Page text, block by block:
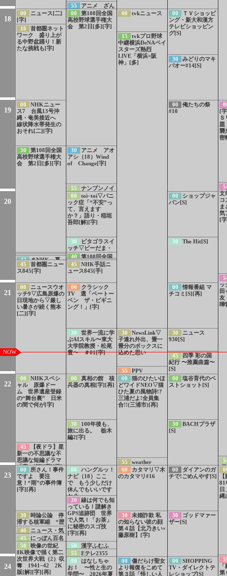
18
19
20
21
22
23
24
NOW
00
ニュース[二]
[字]
10
首都圏ネット
ワーク 盛り上が
る中野盆踊り！新
たな挑戦も[字]
00
NHKニュー
ス7 台風13号沖
縄・奄美接近へ
線状降水帯発生の
おそれ[二][字]
30
第108回全国
高校野球選手権大
会 第2日[多][字]
40
100カメ「東
海道新幹線」PR
41
世界で開け！
ひみつのドアー
ズ スペイン特集
開
42
＃NHK 夏
のおすすめ番組
45
首都圏ニュー
ス845[字]
00
ニュースウオ
ッチ9▽広島原爆の
日現地から▽厳し
い暑さが続く熊本
[二][字]
00
NHKスペシ
ャル 原爆ドー
ム 世界遺産登録
の“舞台裏” 日米
の間で何が[字]
45
【夜ドラ】星
新一の不思議な不
思議な短編ドラマ
「窓」[解][字][再]
00
所さん！事件
ですよ 要注
意！“雨”の事件簿
[字][再]
30
時論公論 停
滞する核軍縮 “歴
史修正”にさらされ
る被爆の実相[字]
40
ニュース・気
象情報[字]
45
にっぽん百名
山ミニ
5min「夏 丹沢
山」[字]
50
映像の世紀
8K映像で描く第二
次世界大戦（2）収
奪 1941−42 2K
版[解][字][再]
54
あおきいろ
カッパは知ってい
る 海遊びでのキ
ケン
55
アニメ ざん
ねんないきもの事
典[字]
00
第108回全国
高校野球選手権大
会 第2日[多][字]
30
アニメ アオ
アシ（18）Wind
of Change[字]
55
ナンブンノイ
チ（22）1800分の
1のヒトって？登山
で遭難した人[字]
00
toi−toi▽パニ
ック症「“不安”っ
て、言えます
か？」語り・稲垣
吾郎[解][字]
30
ピタゴラスイ
ッチ▽ビーだま・
ビーすけ VS 黒
玉軍スペシャル
[字]
40
第108回全国
高校野球選手権大
会 第2日[多][字]
44
サブチャンネ
ル切り替え方法の
45
NHK手話ニ
ュース845[手]
00
クラシック
TV 選「ベートー
ベン ザ・ビギニ
ング！」[字]
30
世界一流に学
ぶAIスキル〜東大
大学院教授・松尾
豊〜 ＃01[字]
00
真相の館 核
兵器の真相[字][再]
30
100年後も、
旅に出る。 栃木
編2[字]
00
ハングルッ！
ナビ（18）ここ
で もう少しだけ
休んでもいいです
か？
20
線は何でも知
っている！謎解き
GPS追跡団 世界
で人気！「お茶」
に秘密のスゴ技
[字][再]
50
漢字ふむふ
む とんだ恥をか
いた愛人[字]
55
Eテレ2355
木曜日[字]
00
はなしちゃ
お！ 〜性と生の
学問〜 2026年夏
00 tvkニュース
15
tvkプロ野球
中継横浜DeNAベイ
スターズ熱烈
LIVE「横浜×阪
神」[多]
30
NewsLink▽
子連れ外出、畳一
畳分のボックスに
込めた思い
55
PPV
00
猫のひたいほ
どワイドNEO▽猫
ひた夏の風物詩!?
三浦だよ!全員集
合!!(三浦市)[再]
55
weather
report
00
カタマリ▽木
のカタマリ#16
30
未婚詐欺 私
の知らない彼の顔
第４話【北乃きい×
藤原樹】[字]
00
傷だらけ聖女
より報復をこめて
第３話「怪しい人
00
ＴＶショッピ
ング・新大和漢方
テレビショッピン
グ[S]
30
みどりのマキ
バオー#14[S]
00
俺たちの祭
#10
00
ショップジャ
パン[S]
30 The Hit[S]
00
情報番組 マ
チコミ[S][再]
30
ニュース
930[S]
45
四季 彩の国
紀行 〜推薦曲篇〜
[S]
00
塩谷育代のベ
ストショット[S]
30
BACHプラザ
[S]
00
ダイアンのガ
チで!ごめんやす[S]
30
ゴッドマァー
ザー[S]
00
SHOPPING
TV・ダイレクトテ
レショップ[S]
[
Ｓ
題
襲
密
文
コ
ま
気
[
田
友
嘩
[
新
ュ
わ
81
縄
第